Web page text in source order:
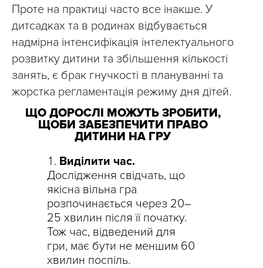
Проте на практиці часто все інакше. У
дитсадках та в родинах відбувається
надмірна інтенсифікація інтелектуального
розвитку дитини та збільшення кількості
занять, є брак гнучкості в плануванні та
жорстка регламентація режиму дня дітей.
ЩО ДОРОСЛІ МОЖУТЬ ЗРОБИТИ,
ЩОБИ ЗАБЕЗПЕЧИТИ ПРАВО
ДИТИНИ НА ГРУ
Виділити час.
Дослідження свідчать, що
якісна вільна гра
розпочинається через 20–
25 хвилин після її початку.
Тож час, відведений для
гри, має бути не меншим 60
хвилин поспіль.